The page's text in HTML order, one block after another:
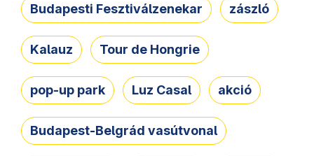
Budapesti Fesztiválzenekar zászló
Kalauz Tour de Hongrie
pop-up park Luz Casal akció
Budapest-Belgrád vasútvonal